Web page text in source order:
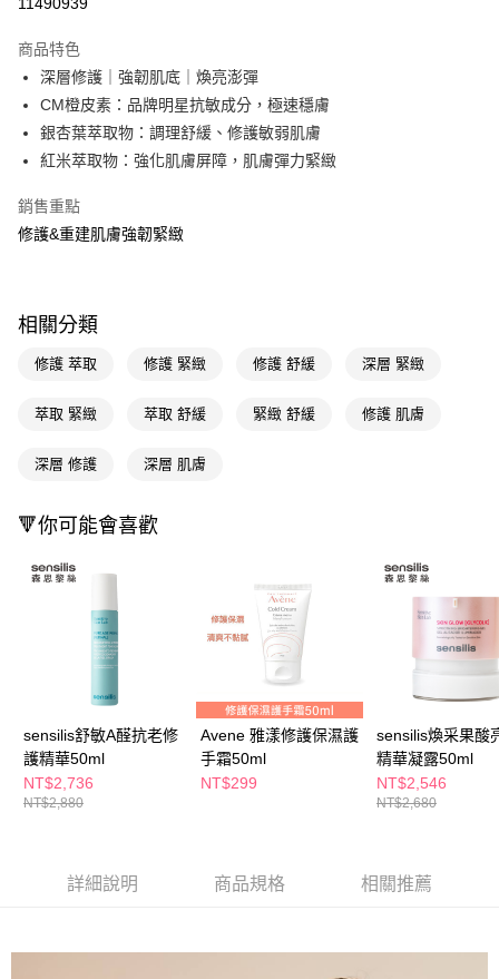
LINE Pay
Apple Pay
街口支付
悠遊付
Google Pay
【關於「AFTEE先享後付」】
便利好安心！
２．便利：只要手機號碼，簡訊認證，即可結帳。
【「AFTEE先享後付」結帳流程】
２．訂單成立數日內，您將收到繳費通知簡訊。
ATM／網路銀行／等多元方式進行付款，方視為交易完成。
※ 請注意：結帳手續完成當下不需立刻繳費，但若您需要取消訂單，請聯絡
購買商品的店家。未經商家同意取消之訂單仍視為有效，需透過AFTEE先享
後付繳納相關費用。
※ 交易是否成功請以「AFTEE先享後付 」之結帳頁面顯示為準，若有關於
是否繳費成功／繳費後需取消欲退款等相關疑問，請聯繫「AFTEE先享後付
客戶支援中心」
https://netprotections.freshdesk.com/support/home
【注意事項】
１．透過由恩沛科技股份有限公司提供之「AFTEE先享後付」服務完成之交
易，需依本服務之必要範圍內提供個人資料，並將交易相關給付款項請求債
權轉讓予恩沛科技股份有限公司。
２．關於個人資料處理事宜，請瀏覽以下網址：
「AFTEE先享後付」，若未經同意申辦者引起之損失，本公司不負相關責
請求用戶進行身份認證。
每筆NT$65，滿NT$390(含以上)免運費
每筆NT$65，滿NT$390(含以上)免運費
萊爾富取貨付款
每筆NT$65，滿NT$490(含以上)免運費
付款後萊爾富取貨
每筆NT$65，滿NT$490(含以上)免運費
每筆NT$65，滿NT$490(含以上)免運費
付款後7-11取貨
每筆NT$100，滿NT$790(含以上)免運費
商品特色
深層修護｜強韌肌底｜煥亮澎彈
CM橙皮素：品牌明星抗敏成分，極速穩膚
銀杏葉萃取物：調理舒緩、修護敏弱肌膚
紅米萃取物：強化肌膚屏障，肌膚彈力緊緻
銷售重點
修護&重建肌膚強韌緊緻
相關分類
修護 萃取 修護 緊緻 修護 舒緩 深層 緊緻
萃取 緊緻 萃取 舒緩 緊緻 舒緩 修護 肌膚
深層 修護 深層 肌膚
🔻你可能會喜歡
sensilis舒敏A醛抗老修
護精華50ml
NT$2,736
NT$2,880
Avene 雅漾修護保濕護
手霜50ml
NT$299
sensilis煥采果酸
精華凝露50ml
NT$2,546
NT$2,680
詳細說明 商品規格 相關推薦